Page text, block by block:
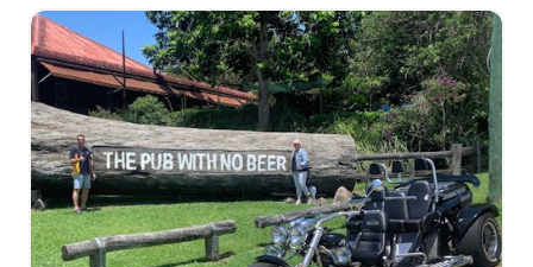
負担ください。 2 つ目の会場は、ナンブッカ…